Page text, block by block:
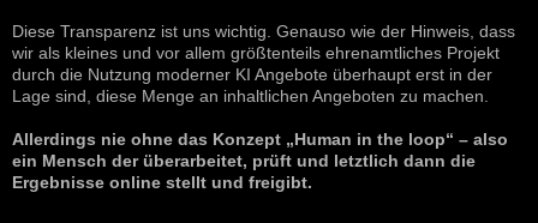
Diese Transparenz ist uns wichtig. Genauso wie der Hinweis, dass
wir als kleines und vor allem größtenteils ehrenamtliches Projekt
durch die Nutzung moderner KI Angebote überhaupt erst in der
Lage sind, diese Menge an inhaltlichen Angeboten zu machen.
Allerdings nie ohne das Konzept „Human in the loop“ – also
ein Mensch der überarbeitet, prüft und letztlich dann die
Ergebnisse online stellt und freigibt.